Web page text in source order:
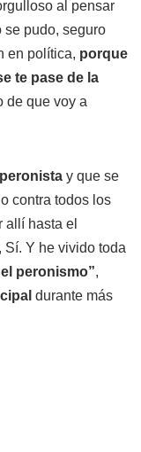
al pensar
se pudo, seguro
en política, porque
te pase de la
de que voy a
y que se
contra todos los
allí hasta el
Sí. Y he vivido toda
peronismo”,
durante más